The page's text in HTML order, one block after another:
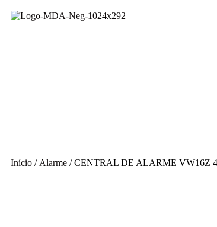
Início / Alarme / CENTRAL DE ALARME VW16Z